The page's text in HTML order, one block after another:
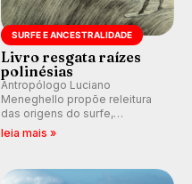
SURFE E ANCESTRALIDADE
Livro resgata raízes
polinésias
Antropólogo Luciano
Meneghello propõe releitura
das origens do surfe,
resgatando a cultura polinésia
e questionando a visão
prática em esporte e indústria.
leia mais »